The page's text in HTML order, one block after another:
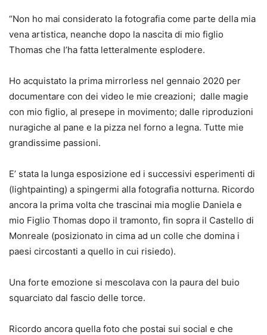
“Non ho mai considerato la fotografia come parte della mia
vena artistica, neanche dopo la nascita di mio figlio
Thomas che l’ha fatta letteralmente esplodere.
Ho acquistato la prima mirrorless nel gennaio 2020 per
documentare con dei video le mie creazioni; dalle magie
con mio figlio, al presepe in movimento; dalle riproduzioni
nuragiche al pane e la pizza nel forno a legna. Tutte mie
grandissime passioni.
E’ stata la lunga esposizione ed i successivi esperimenti di
(lightpainting) a spingermi alla fotografia notturna. Ricordo
ancora la prima volta che trascinai mia moglie Daniela e
mio Figlio Thomas dopo il tramonto, fin sopra il Castello di
Monreale (posizionato in cima ad un colle che domina i
paesi circostanti a quello in cui risiedo).
Una forte emozione si mescolava con la paura del buio
squarciato dal fascio delle torce.
Ricordo ancora quella foto che postai sui social e che